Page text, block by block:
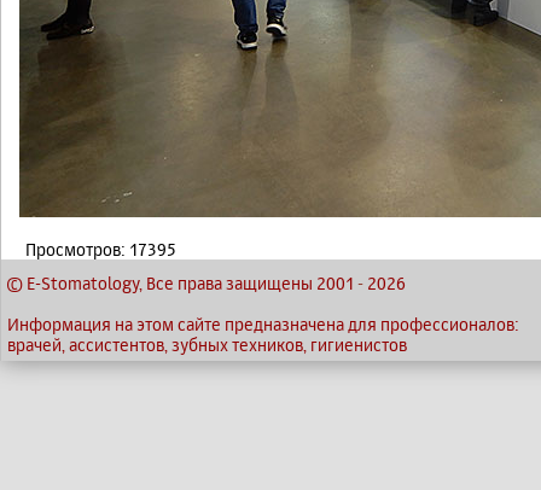
Просмотров: 17395
© E-Stomatology, Все права защищены 2001 - 2026
Информация на этом сайте предназначена для профессионалов:
врачей, ассистентов, зубных техников, гигиенистов